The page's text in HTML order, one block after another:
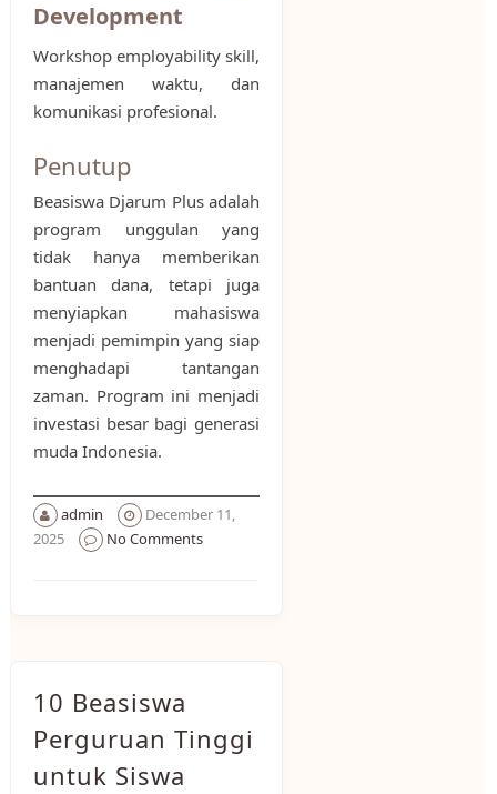
Development
Workshop employability skill,
manajemen waktu, dan
komunikasi profesional.
Penutup
Beasiswa Djarum Plus adalah
program unggulan yang
tidak hanya memberikan
bantuan dana, tetapi juga
menyiapkan mahasiswa
menjadi pemimpin yang siap
menghadapi tantangan
zaman. Program ini menjadi
investasi besar bagi generasi
muda Indonesia.
admin
December 11,
2025
No Comments
10 Beasiswa
Perguruan Tinggi
untuk Siswa